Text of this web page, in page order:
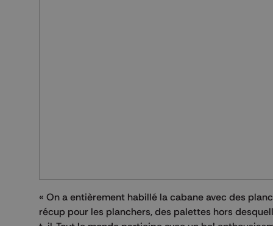
« On a entièrement habillé la cabane avec des
récup pour les planchers, des palettes hors